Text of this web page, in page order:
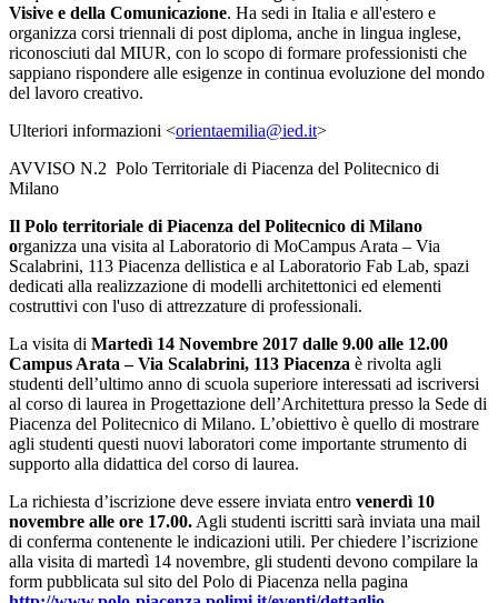
Visive e della Comunicazione. Ha sedi in Italia e all'estero e
organizza corsi triennali di post diploma, anche in lingua inglese,
riconosciuti dal MIUR, con lo scopo di formare professionisti che
sappiano rispondere alle esigenze in continua evoluzione del mondo
del lavoro creativo.
Ulteriori informazioni <orientaemilia@ied.it>
AVVISO N.2 Polo Territoriale di Piacenza del Politecnico di
Milano
Il Polo territoriale di Piacenza del Politecnico di Milano
organizza una visita al Laboratorio di MoCampus Arata – Via
Scalabrini, 113 Piacenza dellistica e al Laboratorio Fab Lab, spazi
dedicati alla realizzazione di modelli architettonici ed elementi
costruttivi con l'uso di attrezzature di professionali.
La visita di Martedì 14 Novembre 2017 dalle 9.00 alle 12.00
Campus Arata – Via Scalabrini, 113 Piacenza è rivolta agli
studenti dell’ultimo anno di scuola superiore interessati ad iscriversi
al corso di laurea in Progettazione dell’Architettura presso la Sede di
Piacenza del Politecnico di Milano. L’obiettivo è quello di mostrare
agli studenti questi nuovi laboratori come importante strumento di
supporto alla didattica del corso di laurea.
La richiesta d’iscrizione deve essere inviata entro venerdì 10
novembre alle ore 17.00. Agli studenti iscritti sarà inviata una mail
di conferma contenente le indicazioni utili. Per chiedere l’iscrizione
alla visita di martedì 14 novembre, gli studenti devono compilare la
form pubblicata sul sito del Polo di Piacenza nella pagina